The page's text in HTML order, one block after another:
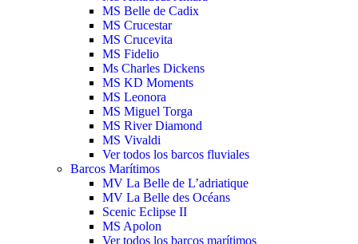
MS Belle de Cadix
MS Crucestar
MS Crucevita
MS Fidelio
Ms Charles Dickens
MS KD Moments
MS Leonora
MS Miguel Torga
MS River Diamond
MS Vivaldi
Ver todos los barcos fluviales
Barcos Marítimos
MV La Belle de L’adriatique
MV La Belle des Océans
Scenic Eclipse II
MS Apolon
Ver todos los barcos marítimos